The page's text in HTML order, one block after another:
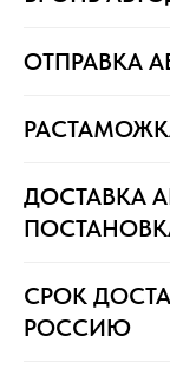
ОТПРАВКА
ДОСТАВКА
СРОК
РОССИЮ